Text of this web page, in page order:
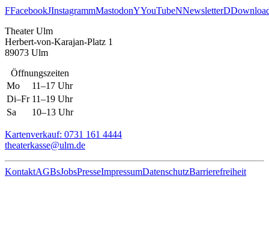
FFacebookJInstagrammMastodonYYouTubeNNewsletterD
Theater Ulm
Herbert-von-Karajan-Platz 1
89073 Ulm
Öffnungszeiten
Mo
11–17 Uhr
Di–Fr 11–19 Uhr
Sa
10–13 Uhr
Kartenverkauf: 0731 161 4444
theaterkasse@ulm.de
KontaktAGBsJobsPresseImpressumDatenschutzBarrierefreiheit